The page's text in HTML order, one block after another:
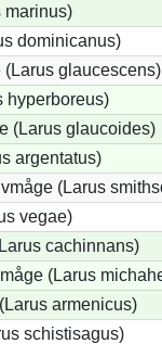
marinus)
dominicanus)
(Larus glaucescens)
hyperboreus)
(Larus glaucoides)
argentatus)
(Larus
vegae)
cachinnans)
(Larus
armenicus)
schistisagus)